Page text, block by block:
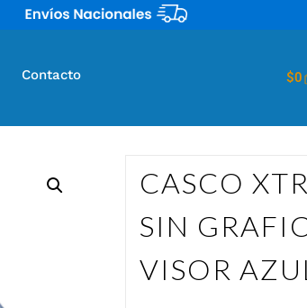
Contacto $0
CASCO
SIN
VISOR